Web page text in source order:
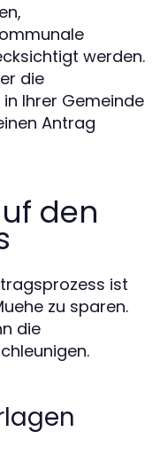
werden.
die
Ihrer Gemeinde
Antrag
den
ist
zu sparen.
die